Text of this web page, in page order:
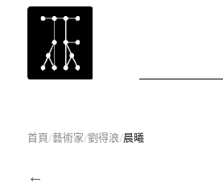
首頁/藝術家/劉得浪/晨曦
←